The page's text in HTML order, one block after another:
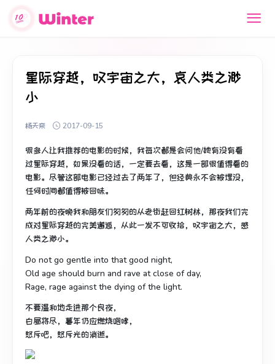
星际穿越，叹宇宙之大，哀人类之渺
小
杨天栾 2017-09-15
很多人让我推荐的电影的时候，我每次都是会问他/她有没有看
过星际穿越，如果没看的话，一定要去看，这是一部很值得看的
电影。尽管这部电影已经过去了两年了，但经典永不会被埋没，
任何时间都值得被回味。
两年前的夜晚我和朋友们匆匆的从老街赶回红树林，那夜我们完
成对星际穿越的完美邂逅，从此一发不可收拾，叹宇宙之大，感
人类之渺小。
Do not go gentle into that good night,
Old age should burn and rave at close of day,
Rage, rage against the dying of the light.
不要温和地走进那个良夜，
白昼将尽，暮年仍应燃烧咆哮，
怒斥吧，怒斥光的消逝。